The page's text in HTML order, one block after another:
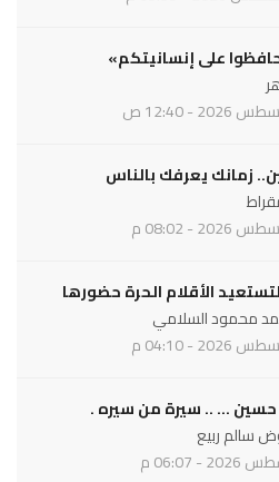
على إنسانيتكم»
زمانك يعرفك بالناس
الأقلام الحرة حضورها
محمود السلامي
حسين ... .. سيرة من سيره .
سالم ربيع